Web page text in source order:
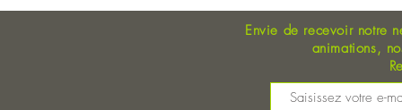
Envie de recevoir notre
animations,